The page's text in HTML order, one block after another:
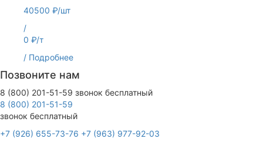
40500 ₽/шт
/
0 ₽/т
/ Подробнее
Позвоните нам
8 (800) 201-51-59
звонок бесплатный
+7 (926) 655-73-76 +7 (963) 977-92-03